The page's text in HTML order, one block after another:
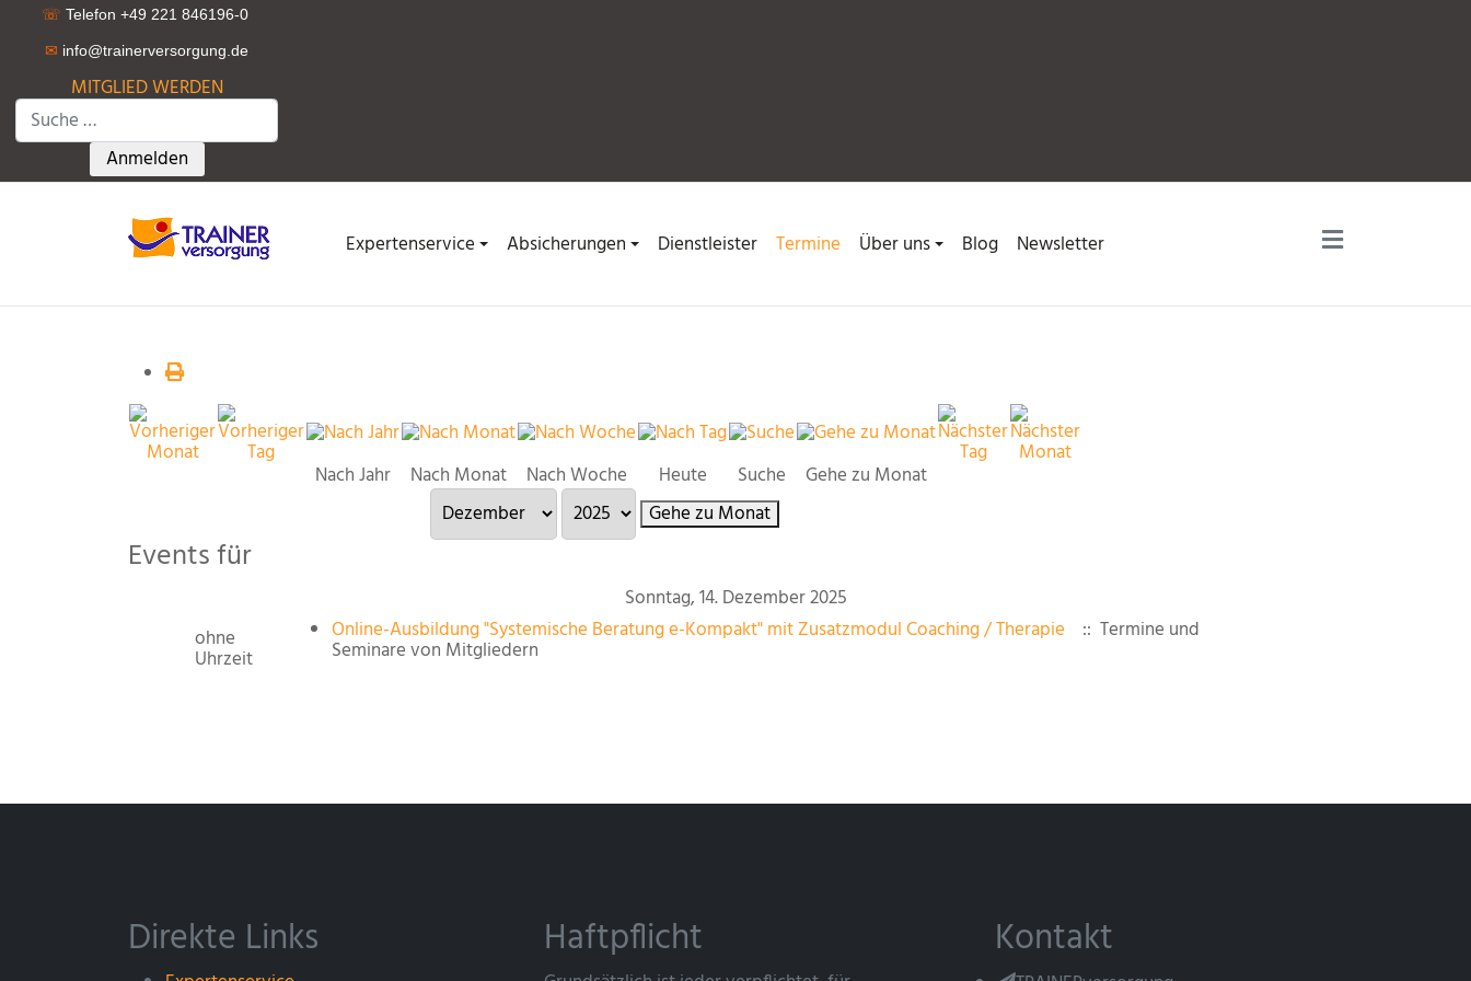
☏ Telefon +49 221 846196-0
✉ info@trainerversorgung.de
MITGLIED WERDEN
Suchen
Type 2 or more characters for results.
Anmelden
Expertenservice Absicherungen Dienstleister Termine Über uns Blog Newsletter
Nach Jahr Nach Monat Nach Woche Heute Suche
Gehe zu Monat
Gehe zu Monat
Events für
Sonntag, 14. Dezember 2025
ohne
Uhrzeit
Online-Ausbildung "Systemische Beratung e-Kompakt" mit Zusatzmodul Coaching / Therapie :: Termine und
Seminare von Mitgliedern
Direkte Links Haftpflicht Kontakt